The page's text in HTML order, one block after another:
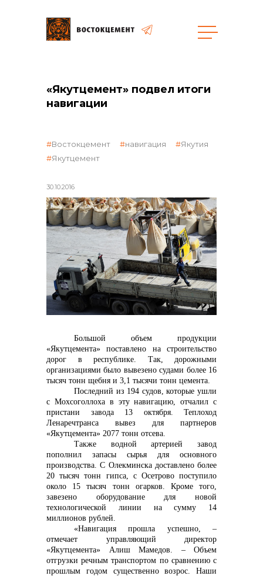
реализация неликвидов
контакты отдела закупок
Контакты
+7 (423) 234 50 50
info@vostokcement.ru
«Якутцемент» подвел итоги
навигации
30.10.2016
Востокцемент навигация
Якутия
Якутцемент
Большой объем продукции
«Якутцемента» поставлено на строительство
дорог в республике. Так, дорожными
организациями было вывезено судами более 16
тысяч тонн щебня и 3,1 тысячи тонн цемента.
Последний из 194 судов, которые ушли
с Мохсоголлоха в эту навигацию, отчалил с
пристани завода 13 октября. Теплоход
Ленаречтранса вывез для партнеров
«Якутцемента» 2077 тонн отсева.
Также водной артерией завод
пополнил запасы сырья для основного
производства. С Олекминска доставлено более
20 тысяч тонн гипса, с Осетрово поступило
около 15 тысяч тонн огарков. Кроме того,
завезено оборудование для новой
технологической линии на сумму 14
миллионов рублей.
«Навигация прошла успешно, –
отмечает управляющий директор
«Якутцемента» Алиш Мамедов. – Объем
отгрузки речным транспортом по сравнению с
прошлым годом существенно возрос. Наши